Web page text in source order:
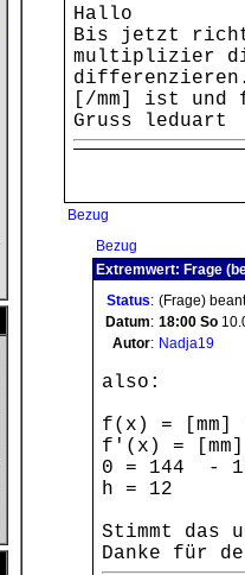
Hallo
Bis jetzt
multiplizier
differenzieren.
[/mm] ist und
Gruss leduart
Bezug
Bezug
Extremwert: Frage
Status: (Frage)
Datum: 18:00 So
Autor: Nadja19
also:
f(x) = [mm]
f'(x) =
0 = 144 -
h = 12
Stimmt das
Danke für